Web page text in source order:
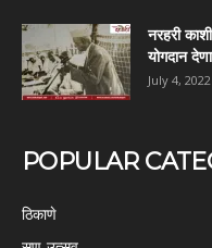
नरहरी
योगदान
July 4, 2022
POPULAR
ठिकाणे